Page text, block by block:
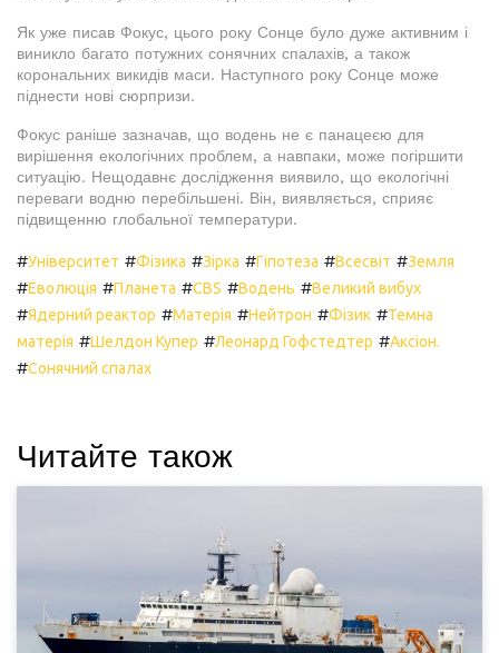
Як уже писав Фокус, цього року Сонце було дуже активним і
виникло багато потужних сонячних спалахів, а також
корональних викидів маси. Наступного року Сонце може
піднести нові сюрпризи.
Фокус раніше зазначав, що водень не є панацеєю для
вирішення екологічних проблем, а навпаки, може погіршити
ситуацію. Нещодавнє дослідження виявило, що екологічні
переваги водню перебільшені. Він, виявляється, сприяє
підвищенню глобальної температури.
#Університет #Фізика #Зірка #Гіпотеза #Всесвіт #Земля
#Еволюція #Планета #CBS #Водень #Великий вибух
#Ядерний реактор #Матерія #Нейтрон #Фізик #Темна
матерія #Шелдон Купер #Леонард Гофстедтер #Аксіон.
#Сонячний спалах
Читайте також